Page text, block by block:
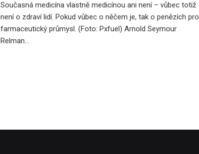
Současná medicína vlastně medicínou ani není – vůbec totiž
není o zdraví lidí. Pokud vůbec o něčem je, tak o penězích pro
farmaceutický průmysl. (Foto: Pxfuel) Arnold Seymour
Relman...